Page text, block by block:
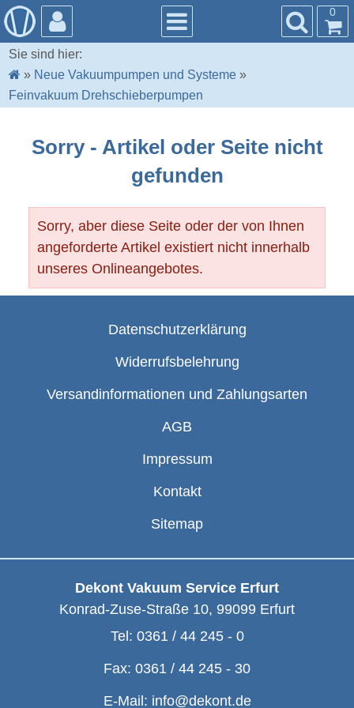
0
Sie sind hier:
» Neue Vakuumpumpen und Systeme »
Feinvakuum Drehschieberpumpen
Sorry - Artikel oder Seite nicht
gefunden
Sorry, aber diese Seite oder der von Ihnen
angeforderte Artikel existiert nicht innerhalb
unseres Onlineangebotes.
Datenschutzerklärung
Widerrufsbelehrung
Versandinformationen und Zahlungsarten
AGB
Impressum
Kontakt
Sitemap
Dekont Vakuum Service Erfurt
Konrad-Zuse-Straße 10, 99099 Erfurt
Tel: 0361 / 44 245 - 0
Fax: 0361 / 44 245 - 30
E-Mail: info@dekont.de